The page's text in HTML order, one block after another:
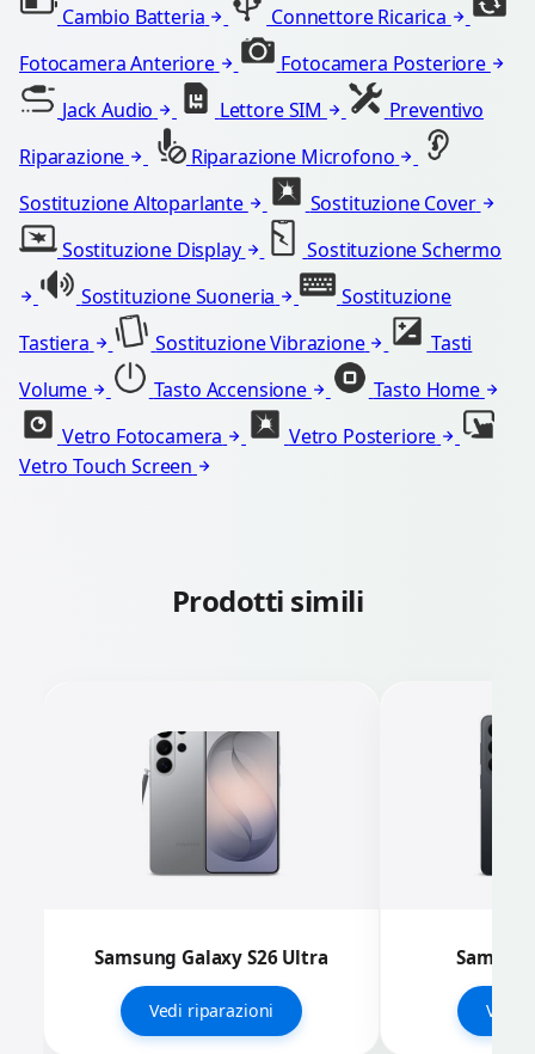
Cambio Batteria
Connettore Ricarica
Fotocamera Anteriore
Fotocamera Posteriore
Jack Audio
Lettore SIM
Preventivo
Riparazione
Riparazione Microfono
Sostituzione Altoparlante
Sostituzione Cover
Sostituzione Display
Sostituzione Schermo
Sostituzione Suoneria
Sostituzione
Tastiera
Sostituzione Vibrazione
Tasti
Volume
Tasto Accensione
Tasto Home
Vetro Fotocamera
Vetro Posteriore
Vetro Touch Screen
Prodotti simili
Samsung Galaxy S26 Ultra
Vedi riparazioni Vedi